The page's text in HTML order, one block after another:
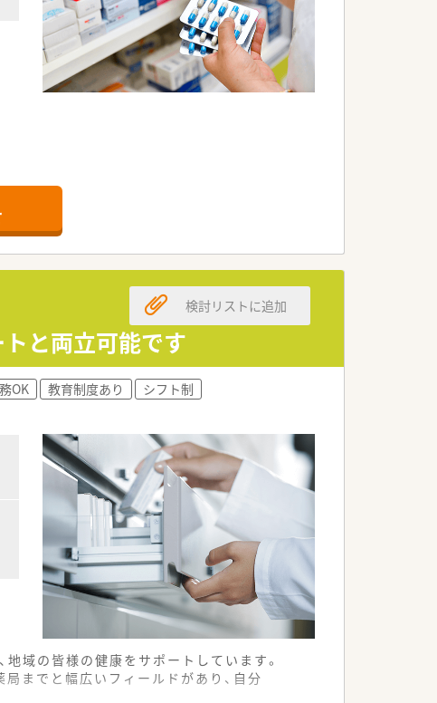
と両立可能です
検討リストに追加
OK 教育制度あり
シフト制
域の皆様の健康をサポートしています。
までと幅広いフィールドがあり、自分